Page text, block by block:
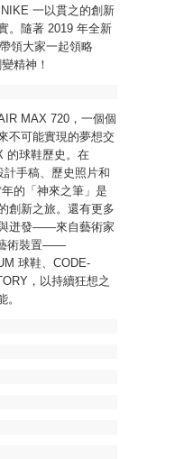
一以貫之的創新
。隨著 2019 年全新
領大家一起領略
精神！
MAX 720，一個個
不可能實現的夢想交
的球鞋歷史。在
手稿、歷史照片和
的「神來之筆」是
創新之旅。還有更多
迸發——來自藝術家
術裝置——
球鞋、CODE-
，以持續狂想之